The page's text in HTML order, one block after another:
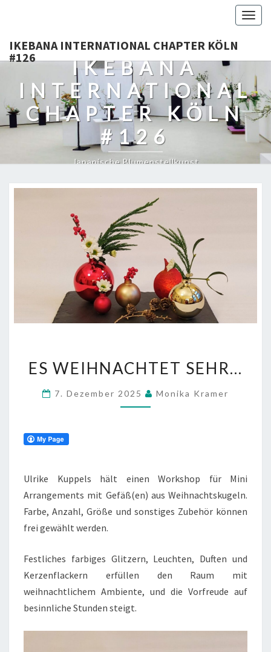
IKEBANA INTERNATIONAL CHAPTER KÖLN
#126
IKEBANA
INTERNATIONAL
CHAPTER KÖLN
#126
Japanische Blumenstellkunst
WEIHNACHTET
SEHR…
ES WEIHNACHTET SEHR…
7. Dezember 2025 Monika Kramer
Ulrike Kuppels hält einen Workshop für Mini
Arrangements mit Gefäß(en) aus Weihnachtskugeln.
Farbe, Anzahl, Größe und sonstiges Zubehör können
frei gewählt werden.
Festliches farbiges Glitzern, Leuchten, Duften und
Kerzenflackern erfüllen den Raum mit
weihnachtlichem Ambiente, und die Vorfreude auf
besinnliche Stunden steigt.